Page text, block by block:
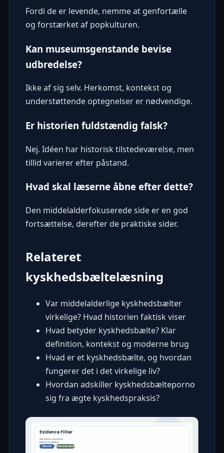
Fordi de er levende, nemme at genfortælle
og forstærket af popkulturen.
Kan museumsgenstande bevise
udbredelse?
Ikke af sig selv. Herkomst, kontekst og
understøttende optegnelser er nødvendige.
Er historien fuldstændig falsk?
Nej. Idéen har historisk tilstedeværelse, men
tillid varierer efter påstand.
Hvad skal læserne åbne efter dette?
Den middelalderfokuserede side er en god
fortsættelse, derefter de praktiske sider.
Relateret
kyskhedsbæltelæsning
Var middelalderlige kyskhedsbælter
virkelige? Hvad historien faktisk viser
Hvad betyder kyskhedsbælte? Klar
definition, kontekst og moderne brug
Hvad er et kyskhedsbælte, og hvordan
fungerer det i det virkelige liv?
Hvordan adskiller kyskhedsbælteporno
sig fra ægte kyskhedspraksis?